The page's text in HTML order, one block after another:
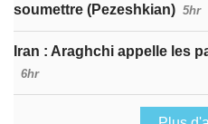
soumettre (Pezeshkian) 5hr
Iran : Araghchi appelle les
6hr